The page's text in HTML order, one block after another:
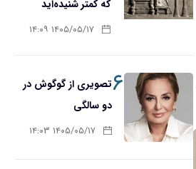
که کمتر شنیده‌اید
۱۴۰۵/۰۵/۱۷ ۱۴:۰۹
۶تصویری از گوگوش در
دو سالگی
۱۴۰۵/۰۵/۱۷ ۱۴:۰۳